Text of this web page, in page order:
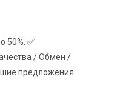
50%. ✅
/ Обмен /
предложения